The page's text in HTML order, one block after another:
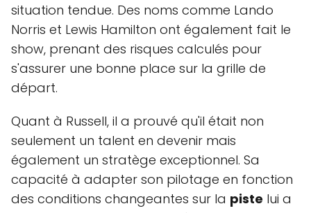
situation tendue. Des noms comme Lando
Norris et Lewis Hamilton ont également fait le
show, prenant des risques calculés pour
s'assurer une bonne place sur la grille de
départ.
Quant à Russell, il a prouvé qu'il était non
seulement un talent en devenir mais
également un stratège exceptionnel. Sa
capacité à adapter son pilotage en fonction
des conditions changeantes sur la piste lui a